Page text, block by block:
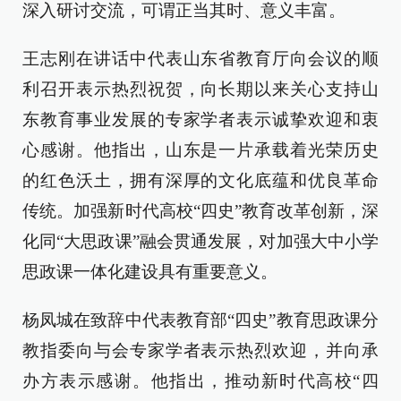
深入研讨交流，可谓正当其时、意义丰富。
王志刚在讲话中代表山东省教育厅向会议的顺
利召开表示热烈祝贺，向长期以来关心支持山
东教育事业发展的专家学者表示诚挚欢迎和衷
心感谢。他指出，山东是一片承载着光荣历史
的红色沃土，拥有深厚的文化底蕴和优良革命
传统。加强新时代高校“四史”教育改革创新，深
化同“大思政课”融会贯通发展，对加强大中小学
思政课一体化建设具有重要意义。
杨凤城在致辞中代表教育部“四史”教育思政课分
教指委向与会专家学者表示热烈欢迎，并向承
办方表示感谢。他指出，推动新时代高校“四